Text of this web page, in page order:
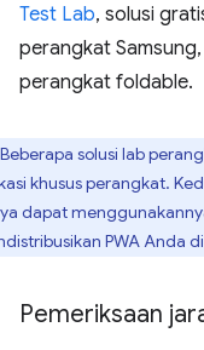
Test Lab, solusi
perangkat
perangkat foldable.
Beberapa solusi lab
khusus perangkat.
dapat
PWA Anda
Pemeriksaan